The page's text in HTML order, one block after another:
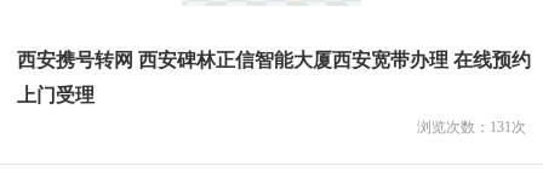
西安携号转网 西安碑林正信智能大厦西安宽带办理 在线预约
上门受理
浏览次数： 131 次